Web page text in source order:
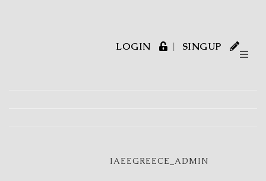
LOGIN SINGUP
IAEEGREECE_ADMIN